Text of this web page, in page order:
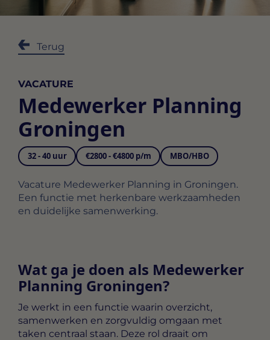
Terug
VACATURE
Medewerker Planning
Groningen
32 - 40 uur €2800 - €4800 p/m MBO/HBO
Vacature Medewerker Planning in Groningen.
Een functie met herkenbare werkzaamheden
en duidelijke samenwerking.
Wat ga je doen als Medewerker
Planning Groningen?
Je werkt in een functie waarin overzicht,
samenwerken en zorgvuldig omgaan met
taken centraal staan. Deze rol draait om